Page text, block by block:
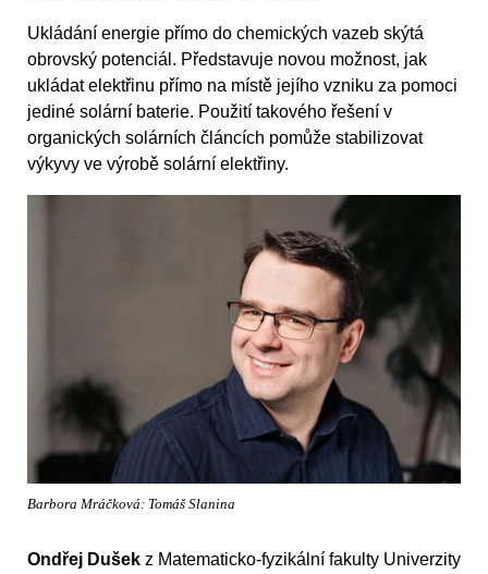
Ukládání energie přímo do chemických vazeb skýtá
obrovský potenciál. Představuje novou možnost, jak
ukládat elektřinu přímo na místě jejího vzniku za pomoci
jediné solární baterie. Použití takového řešení v
organických solárních článcích pomůže stabilizovat
výkyvy ve výrobě solární elektřiny.
Barbora Mráčková: Tomáš Slanina
Ondřej Dušek z Matematicko-fyzikální fakulty Univerzity